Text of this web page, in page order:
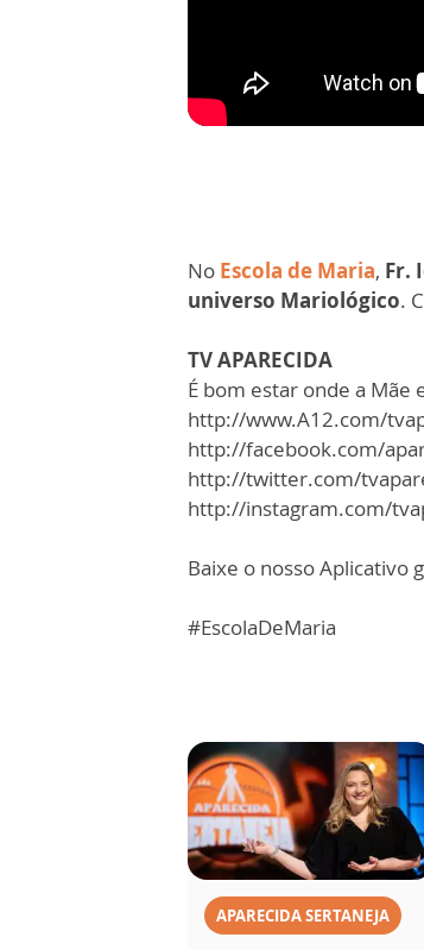
No Escola de Maria, Fr.
universo Mariológico.
TV APARECIDA
É bom estar onde a Mãe
http://www.A12.com/
http://facebook.com/
http://twitter.com/
http://instagram.com/
Baixe o nosso Aplicativo
#EscolaDeMaria
APARECIDA SERTANEJA